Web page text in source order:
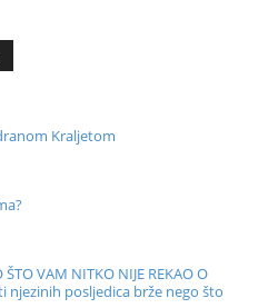
Kraljetom
VAM NITKO NIJE REKAO O
njezinih posljedica brže nego što